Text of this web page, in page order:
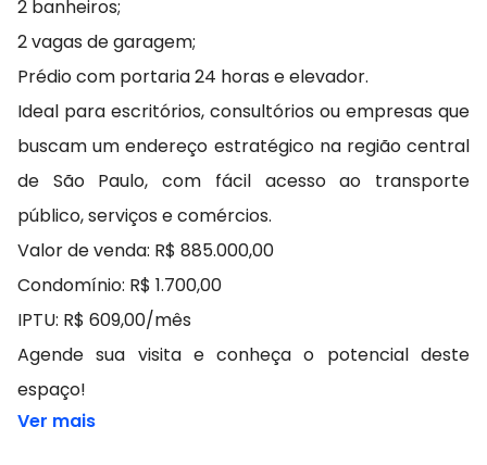
2 banheiros;
2 vagas de garagem;
Prédio com portaria 24 horas e elevador.
Ideal para escritórios, consultórios ou empresas que
buscam um endereço estratégico na região central
de São Paulo, com fácil acesso ao transporte
público, serviços e comércios.
Valor de venda: R$ 885.000,00
Condomínio: R$ 1.700,00
IPTU: R$ 609,00/mês
Agende sua visita e conheça o potencial deste
espaço!
Ver mais